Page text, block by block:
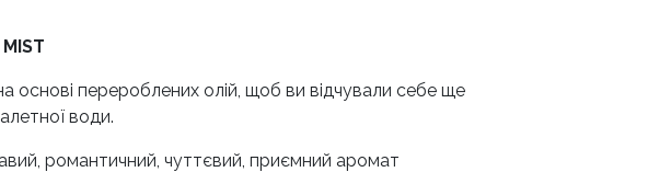
основі перероблених олій, щоб ви відчували себе ще
води.
романтичний, чуттєвий, приємний аромат